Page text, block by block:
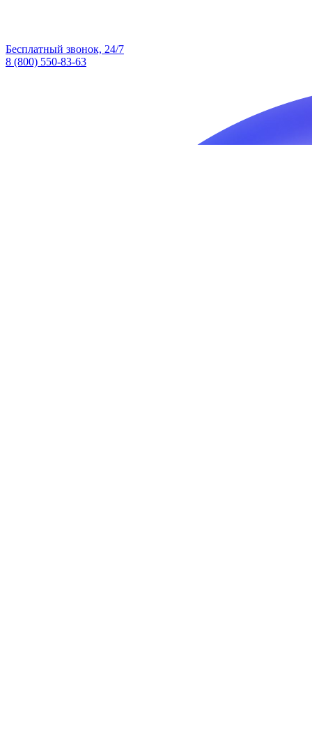
Бесплатный звонок, 24/7
8 (800) 550-83-63